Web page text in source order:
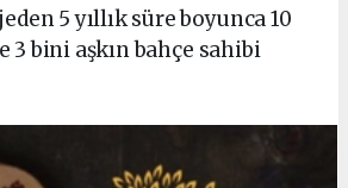
5 yıllık süre boyunca 10
3 bini aşkın bahçe sahibi